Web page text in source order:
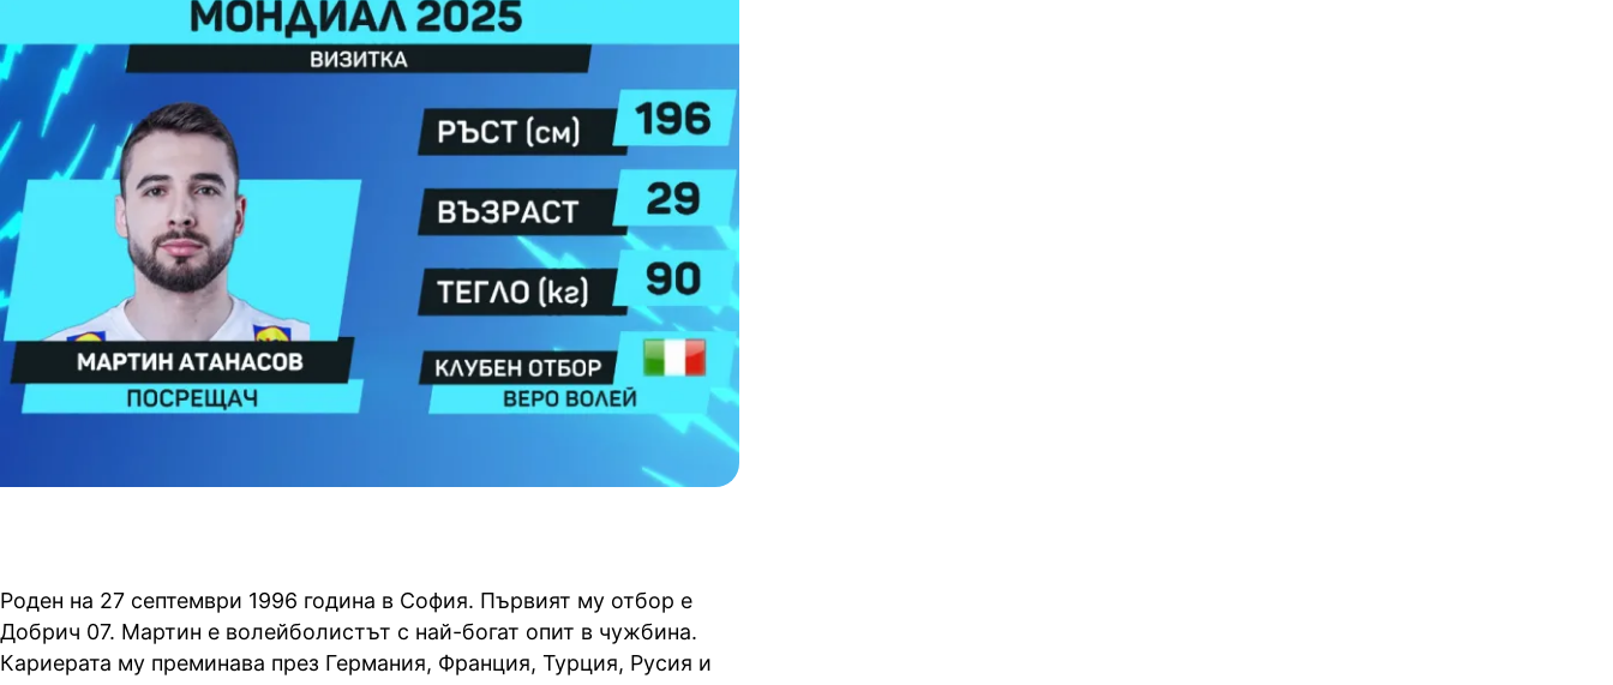
Роден на 27 септември 1996 година в София. Първият му отбор е
Добрич 07. Мартин е волейболистът с най-богат опит в чужбина.
Кариерата му преминава през Германия, Франция, Турция, Русия и